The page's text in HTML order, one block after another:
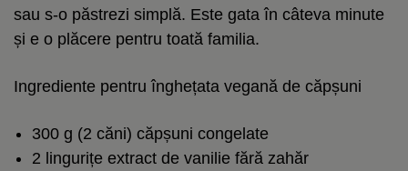
sau s-o păstrezi simplă. Este gata în câteva minute
și e o plăcere pentru toată familia.
Ingrediente pentru înghețata vegană de căpșuni
300 g (2 căni) căpșuni congelate
2 lingurițe extract de vanilie fără zahăr